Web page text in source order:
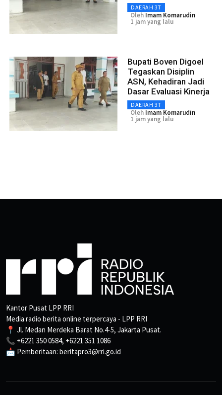
DAERAH 3T
Oleh Imam Komarudin
1 jam yang lalu
Bupati Boven Digoel
Tegaskan Disiplin
ASN, Kehadiran Jadi
Dasar Evaluasi Kinerja
DAERAH 3T
Oleh Imam Komarudin
1 jam yang lalu
Kantor Pusat LPP RRI
Media radio berita online terpercaya - LPP RRI
📍 Jl. Medan Merdeka Barat No.4-5, Jakarta Pusat.
📞 +6221 350 0584, +6221 351 1086
📩 Pemberitaan: beritapro3@rri.go.id